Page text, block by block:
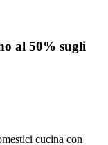
al 50% sugli
cucina con